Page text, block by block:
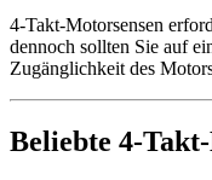
4-Takt-Motorsensen
dennoch sollten Sie auf
Zugänglichkeit des
Beliebte 4-